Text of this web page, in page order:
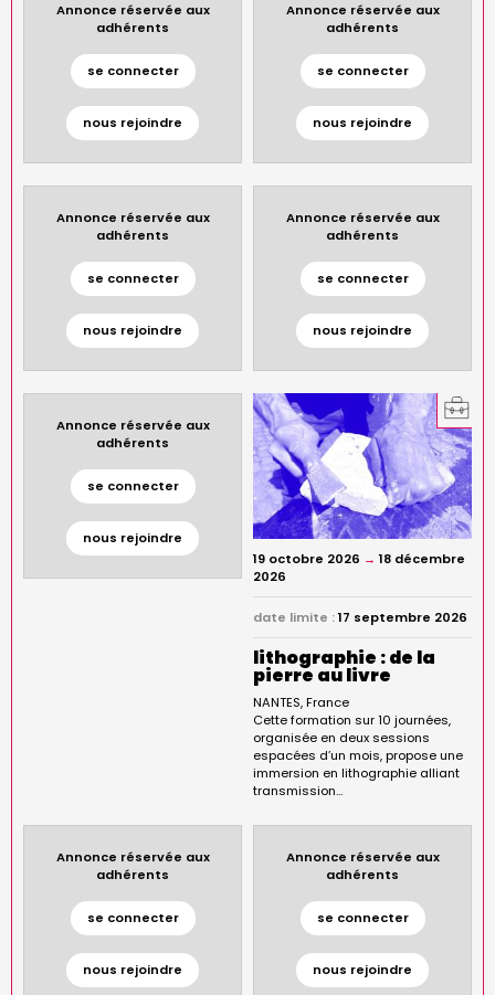
Annonce réservée aux
adhérents
se connecter
nous rejoindre
Annonce réservée aux
adhérents
se connecter
nous rejoindre
Annonce réservée aux
adhérents
se connecter
nous rejoindre
Annonce réservée aux
adhérents
se connecter
nous rejoindre
Annonce réservée aux
adhérents
se connecter
nous rejoindre
19 octobre 2026 → 18 décembre
2026
date limite :17 septembre 2026
lithographie : de la
pierre au livre
NANTES France
Cette formation sur 10 journées,
organisée en deux sessions
espacées d’un mois, propose une
immersion en lithographie alliant
transmission…
Annonce réservée aux
adhérents
se connecter
nous rejoindre
Annonce réservée aux
adhérents
se connecter
nous rejoindre